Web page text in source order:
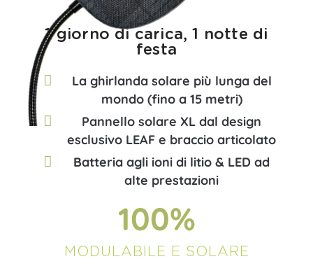
1 giorno di carica, 1 notte di
festa​
La ghirlanda solare più lunga del
mondo (fino a 15 metri)
Pannello solare XL dal design
esclusivo LEAF e braccio articolato
Batteria agli ioni di litio & LED ad
alte prestazioni
100%
MODULABILE E SOLARE